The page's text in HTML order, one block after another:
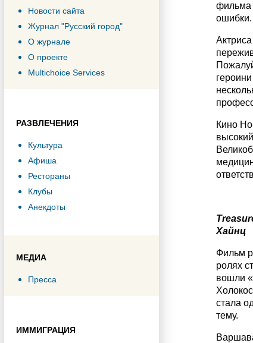
Новости сайта
Журнал "Русский город"
О журнале
О проекте
Multichoice Services
РАЗВЛЕЧЕНИЯ
Культура
Афиша
Рестораны
Клубы
Анекдоты
МЕДИА
Пресса
ИММИГРАЦИЯ
фильма
ошибки.
Кино
Хайнц
Фильм
ролях
вошли
стала
тему.